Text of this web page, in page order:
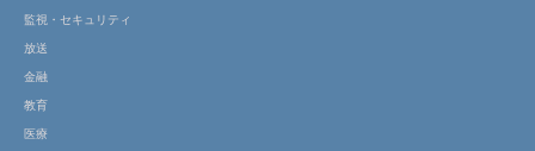
監視・セキュリティ
放送
金融
教育
医療